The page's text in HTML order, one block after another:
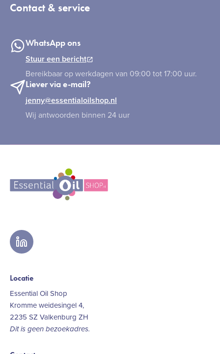
Contact & service
WhatsApp ons
Stuur een bericht
Bereikbaar op werkdagen van 09:00 tot 17:00 uur.
Liever via e-mail?
jenny@essentialoilshop.nl
Wij antwoorden binnen 24 uur
linkedin
Locatie
Essential Oil Shop
Kromme weidesingel 4,
2235 SZ Valkenburg ZH
Dit is geen bezoekadres.